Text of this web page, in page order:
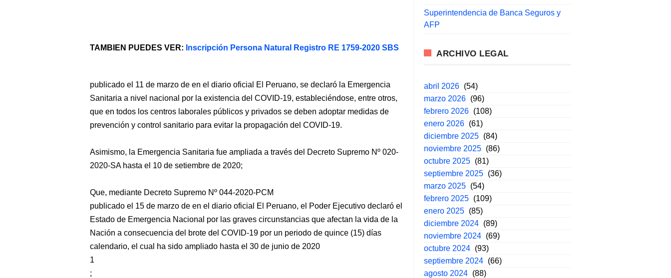
TAMBIEN PUEDES VER: Inscripción Persona Natural Registro RE 1759-2020 SBS
publicado el 11 de marzo de en el diario oficial El Peruano, se declaró la Emergencia
Sanitaria a nivel nacional por la existencia del COVID-19, estableciéndose, entre otros,
que en todos los centros laborales públicos y privados se deben adoptar medidas de
prevención y control sanitario para evitar la propagación del COVID-19.
Asimismo, la Emergencia Sanitaria fue ampliada a través del Decreto Supremo Nº 020-
2020-SA hasta el 10 de setiembre de 2020;
Que, mediante Decreto Supremo Nº 044-2020-PCM
publicado el 15 de marzo de en el diario oficial El Peruano, el Poder Ejecutivo declaró el
Estado de Emergencia Nacional por las graves circunstancias que afectan la vida de la
Nación a consecuencia del brote del COVID-19 por un periodo de quince (15) días
calendario, el cual ha sido ampliado hasta el 30 de junio de 2020
1
;
Superintendencia de Banca Seguros y
AFP
ARCHIVO LEGAL
abril 2026 (54)
marzo 2026 (96)
febrero 2026 (108)
enero 2026 (61)
diciembre 2025 (84)
noviembre 2025 (86)
octubre 2025 (81)
septiembre 2025 (36)
marzo 2025 (54)
febrero 2025 (109)
enero 2025 (85)
diciembre 2024 (89)
noviembre 2024 (69)
octubre 2024 (93)
septiembre 2024 (66)
agosto 2024 (88)